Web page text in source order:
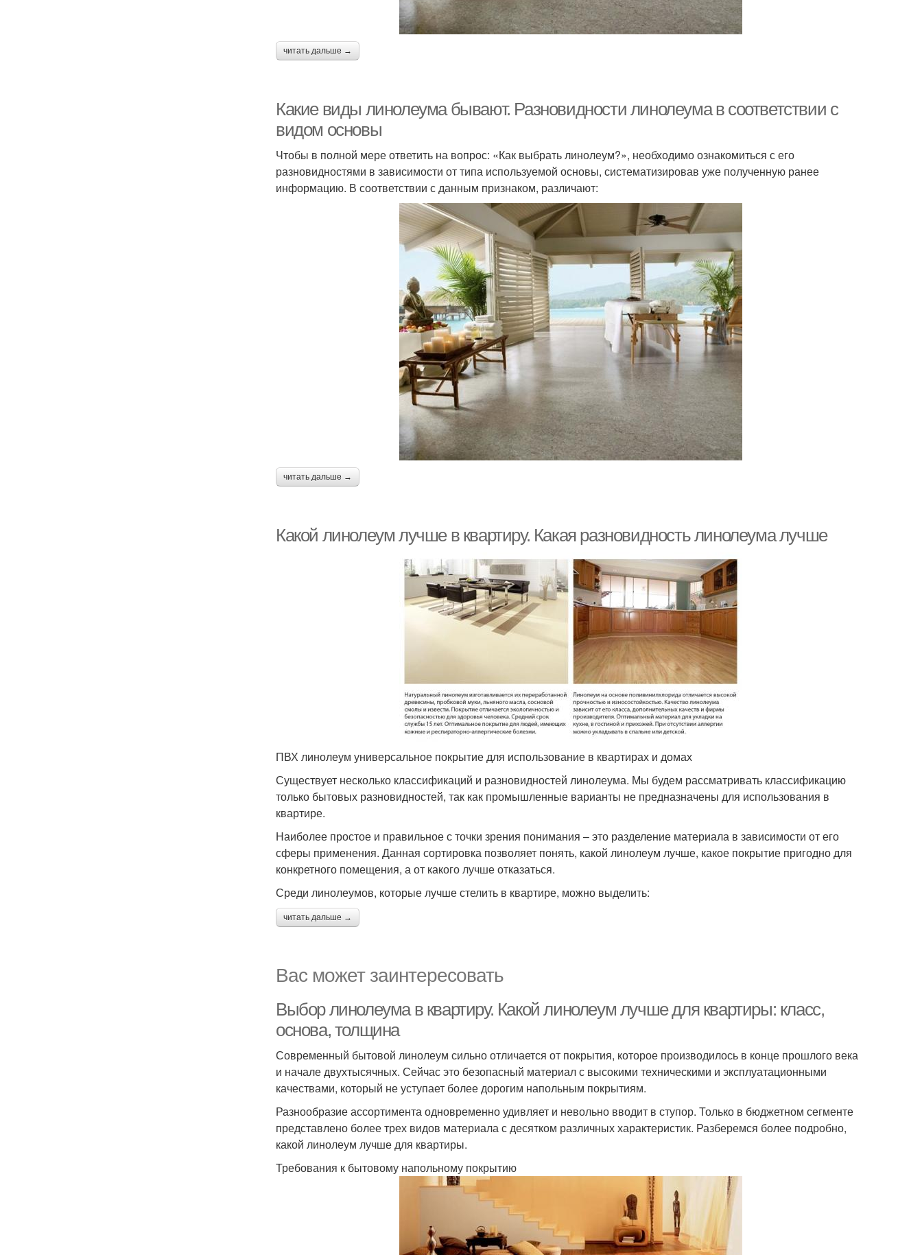
читать дальше →
Какие виды линолеума бывают. Разновидности линолеума в соответствии с
видом основы
Чтобы в полной мере ответить на вопрос: «Как выбрать линолеум?», необходимо ознакомиться с его
разновидностями в зависимости от типа используемой основы, систематизировав уже полученную ранее
информацию. В соответствии с данным признаком, различают:
читать дальше →
Какой линолеум лучше в квартиру. Какая разновидность линолеума лучше
ПВХ линолеум универсальное покрытие для использование в квартирах и домах
Существует несколько классификаций и разновидностей линолеума. Мы будем рассматривать классификацию
только бытовых разновидностей, так как промышленные варианты не предназначены для использования в
квартире.
Наиболее простое и правильное с точки зрения понимания – это разделение материала в зависимости от его
сферы применения. Данная сортировка позволяет понять, какой линолеум лучше, какое покрытие пригодно для
конкретного помещения, а от какого лучше отказаться.
Среди линолеумов, которые лучше стелить в квартире, можно выделить:
читать дальше →
Вас может заинтересовать
Выбор линолеума в квартиру. Какой линолеум лучше для квартиры: класс,
основа, толщина
Современный бытовой линолеум сильно отличается от покрытия, которое производилось в конце прошлого века
и начале двухтысячных. Сейчас это безопасный материал с высокими техническими и эксплуатационными
качествами, который не уступает более дорогим напольным покрытиям.
Разнообразие ассортимента одновременно удивляет и невольно вводит в ступор. Только в бюджетном сегменте
представлено более трех видов материала с десятком различных характеристик. Разберемся более подробно,
какой линолеум лучше для квартиры.
Требования к бытовому напольному покрытию